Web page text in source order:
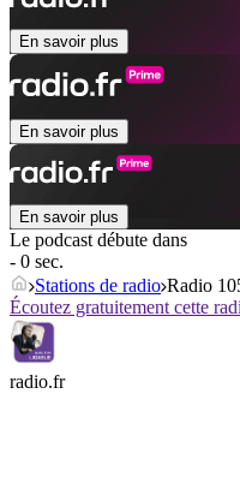
En savoir plus
En savoir plus
En savoir plus
Le podcast débute dans
- 0 sec.
Stations de radio Radio
Écoutez gratuitement cette
radio.fr